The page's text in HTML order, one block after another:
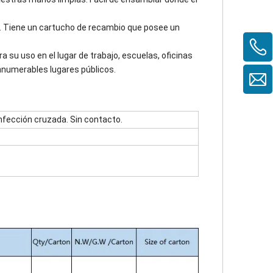
un cartucho de recambio que posee un
su uso en el lugar de trabajo, escuelas, oficinas
lugares públicos.
cruzada. Sin contacto.